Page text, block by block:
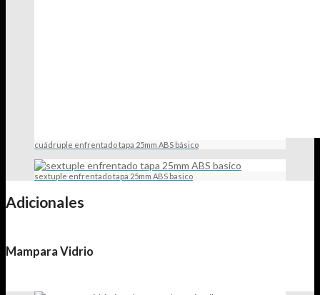
cuádruple enfrentado tapa 25mm ABS básico
sextuple enfrentado tapa 25mm ABS basico
Adicionales
Mampara Vidrio